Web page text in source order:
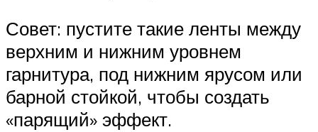
Совет: пустите такие ленты между
верхним и нижним уровнем
гарнитура, под нижним ярусом или
барной стойкой, чтобы создать
«парящий» эффект.